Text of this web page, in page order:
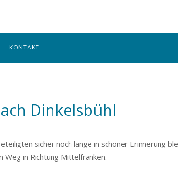
KONTAKT
Dinkelsbühl
sicher noch lange in schöner Erinnerung
in Richtung Mittelfranken.